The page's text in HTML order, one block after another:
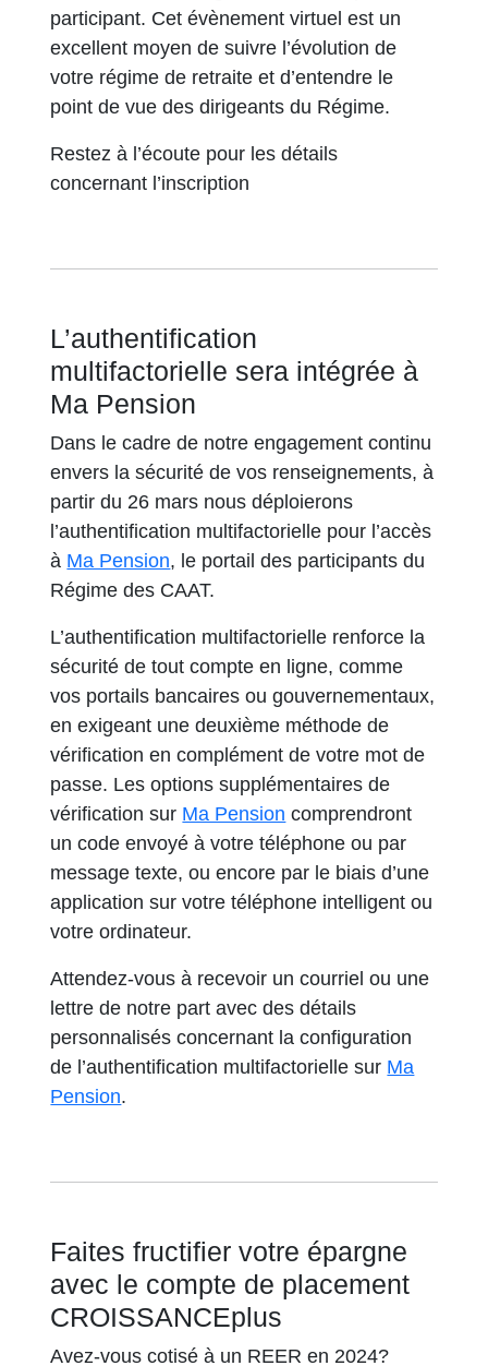
participant. Cet évènement virtuel est un
excellent moyen de suivre l’évolution de
votre régime de retraite et d’entendre le
point de vue des dirigeants du Régime.
Restez à l’écoute pour les détails
concernant l’inscription
L’authentification
multifactorielle sera intégrée à
Ma Pension
Dans le cadre de notre engagement continu
envers la sécurité de vos renseignements, à
partir du 26 mars nous déploierons
l’authentification multifactorielle pour l’accès
à Ma Pension, le portail des participants du
Régime des CAAT.
L’authentification multifactorielle renforce la
sécurité de tout compte en ligne, comme
vos portails bancaires ou gouvernementaux,
en exigeant une deuxième méthode de
vérification en complément de votre mot de
passe. Les options supplémentaires de
vérification sur Ma Pension comprendront
un code envoyé à votre téléphone ou par
message texte, ou encore par le biais d’une
application sur votre téléphone intelligent ou
votre ordinateur.
Attendez-vous à recevoir un courriel ou une
lettre de notre part avec des détails
personnalisés concernant la configuration
de l’authentification multifactorielle sur Ma
Pension.
Faites fructifier votre épargne
avec le compte de placement
CROISSANCEplus
Avez-vous cotisé à un REER en 2024?